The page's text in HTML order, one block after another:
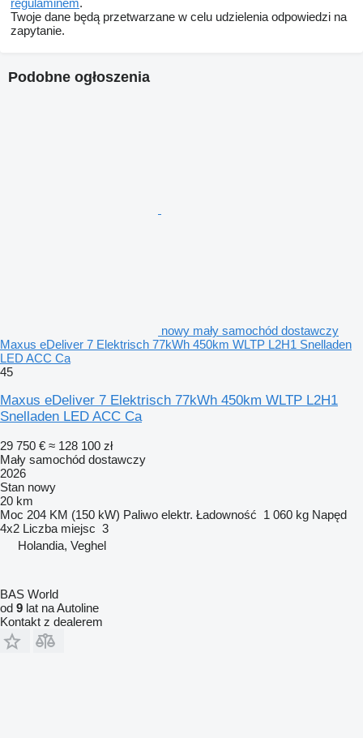
regulaminem.
Twoje dane będą przetwarzane w celu udzielenia odpowiedzi na
zapytanie.
Podobne ogłoszenia
nowy mały samochód dostawczy
Maxus eDeliver 7 Elektrisch 77kWh 450km WLTP L2H1 Snelladen
LED ACC Ca
45
Maxus eDeliver 7 Elektrisch 77kWh 450km WLTP L2H1
Snelladen LED ACC Ca
29 750 € ≈ 128 100 zł
Mały samochód dostawczy
2026
Stan nowy
20 km
Moc 204 KM (150 kW) Paliwo elektr. Ładowność 1 060 kg Napęd
4x2 Liczba miejsc 3
Holandia, Veghel
BAS World
od 9 lat na Autoline
Kontakt z dealerem